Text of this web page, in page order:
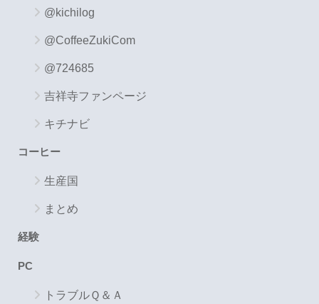
@kichilog
@CoffeeZukiCom
@724685
吉祥寺ファンページ
キチナビ
コーヒー
生産国
まとめ
経験
PC
トラブルＱ＆Ａ